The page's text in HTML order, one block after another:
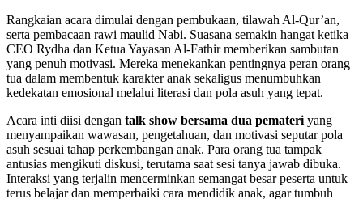
Rangkaian acara dimulai dengan pembukaan, tilawah Al-Qur’an,
serta pembacaan rawi maulid Nabi. Suasana semakin hangat ketika
CEO Rydha dan Ketua Yayasan Al-Fathir memberikan sambutan
yang penuh motivasi. Mereka menekankan pentingnya peran orang
tua dalam membentuk karakter anak sekaligus menumbuhkan
kedekatan emosional melalui literasi dan pola asuh yang tepat.
Acara inti diisi dengan talk show bersama dua pemateri yang
menyampaikan wawasan, pengetahuan, dan motivasi seputar pola
asuh sesuai tahap perkembangan anak. Para orang tua tampak
antusias mengikuti diskusi, terutama saat sesi tanya jawab dibuka.
Interaksi yang terjalin mencerminkan semangat besar peserta untuk
terus belajar dan memperbaiki cara mendidik anak, agar tumbuh